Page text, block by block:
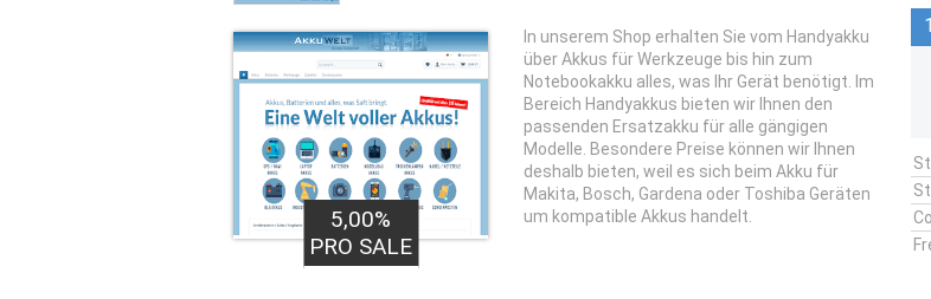
5,00%
PRO SALE
In unserem Shop erhalten Sie vom Handyakku
über Akkus für Werkzeuge bis hin zum
Notebookakku alles, was Ihr Gerät benötigt. Im
Bereich Handyakkus bieten wir Ihnen den
passenden Ersatzakku für alle gängigen
Modelle. Besondere Preise können wir Ihnen
deshalb bieten, weil es sich beim Akku für
Makita, Bosch, Gardena oder Toshiba Geräten
um kompatible Akkus handelt.